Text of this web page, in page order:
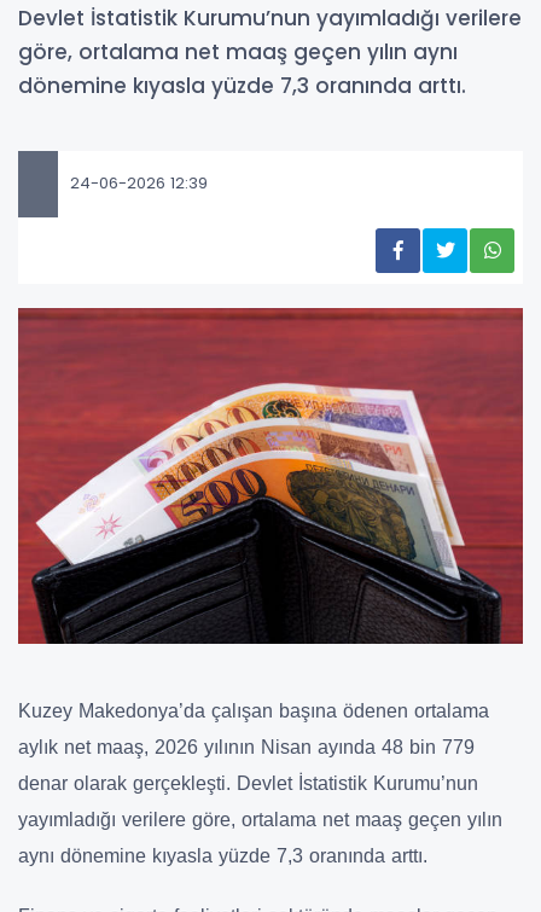
Devlet İstatistik Kurumu’nun yayımladığı verilere
göre, ortalama net maaş geçen yılın aynı
dönemine kıyasla yüzde 7,3 oranında arttı.
24-06-2026 12:39
Kuzey Makedonya’da çalışan başına ödenen ortalama
aylık net maaş, 2026 yılının Nisan ayında 48 bin 779
denar olarak gerçekleşti. Devlet İstatistik Kurumu’nun
yayımladığı verilere göre, ortalama net maaş geçen yılın
aynı dönemine kıyasla yüzde 7,3 oranında arttı.